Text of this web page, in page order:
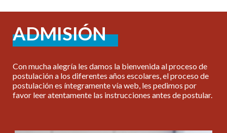
ADMISIÓN
Con mucha alegría les damos la bienvenida al proceso de
postulación a los diferentes años escolares, el proceso de
postulación es íntegramente vía web, les pedimos por
favor leer atentamente las instrucciones antes de postular.